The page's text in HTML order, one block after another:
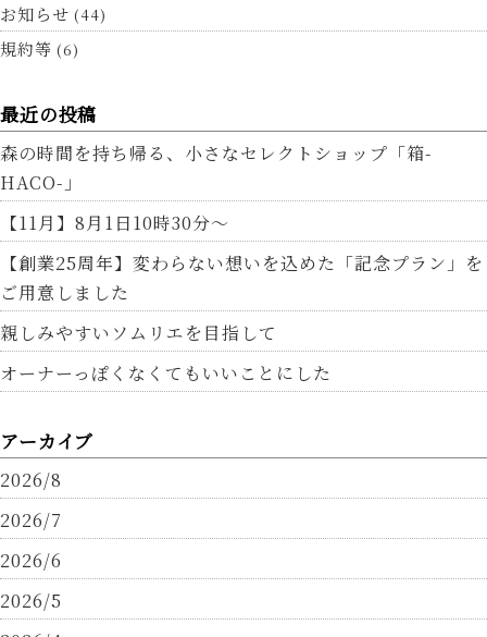
お知らせ (44)
規約等 (6)
最近の投稿
森の時間を持ち帰る、小さなセレクトショップ「箱-
HACO-」
【11月】8月1日10時30分～
【創業25周年】変わらない想いを込めた「記念プラン」を
ご用意しました
親しみやすいソムリエを目指して
オーナーっぽくなくてもいいことにした
アーカイブ
2026/8
2026/7
2026/6
2026/5